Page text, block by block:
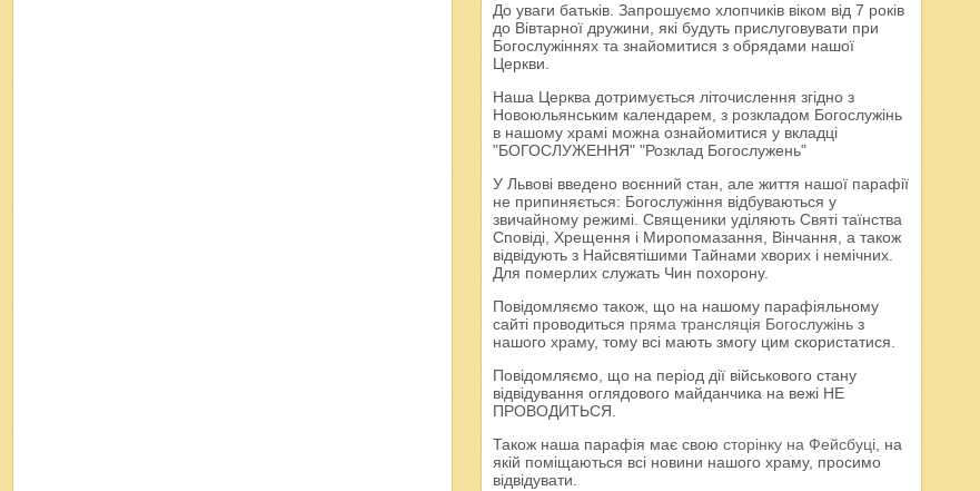
До уваги батьків. Запрошуємо хлопчиків віком від 7 років
до Вівтарної дружини, які будуть прислуговувати при
Богослужіннях та знайомитися з обрядами нашої
Церкви.
Наша Церква дотримується літочислення згідно з
Новоюльянським календарем, з розкладом Богослужінь
в нашому храмі можна ознайомитися у вкладці
"БОГОСЛУЖЕННЯ" "Розклад Богослужень"
У Львові введено воєнний стан, але життя нашої парафії
не припиняється: Богослужіння відбуваються у
звичайному режимі. Священики уділяють Святі таїнства
Сповіді, Хрещення і Миропомазання, Вінчання, а також
відвідують з Найсвятішими Тайнами хворих і немічних.
Для померлих служать Чин похорону.
Повідомляємо також, що на нашому парафіяльному
сайті проводиться пряма трансляція Богослужінь з
нашого храму, тому всі мають змогу цим скористатися.
Повідомляємо, що на період дії військового стану
відвідування оглядового майданчика на вежі НЕ
ПРОВОДИТЬСЯ.
Також наша парафія має своюсторінку на Фейсбуці, на
якій поміщаються всі новини нашого храму, просимо
відвідувати.